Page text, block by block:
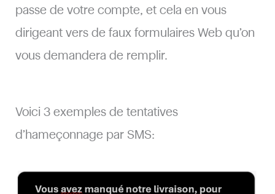
passe de votre compte, et cela en vous
dirigeant vers de faux formulaires Web qu’on
vous demandera de remplir.
Voici 3 exemples de tentatives
d’hameçonnage par SMS: